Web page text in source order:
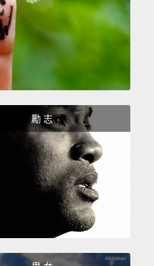
訴我們人目前的處境、我
成問題的問題－－戰爭、
向何處。
I hope you'll try a
。希望你這個夏天會讀幾
勵 志